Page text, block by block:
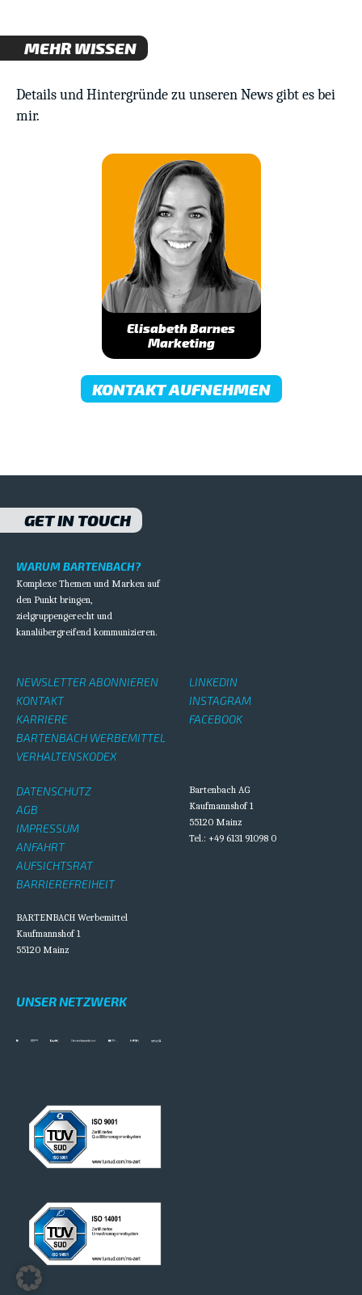
MEHR WISSEN
Details und Hintergründe zu unseren News gibt es bei
mir.
Elisabeth Barnes
Marketing
KONTAKT AUFNEHMEN
GET IN TOUCH
WARUM BARTENBACH?
Komplexe Themen und Marken auf
den Punkt bringen,
zielgruppengerecht und
kanalübergreifend kommunizieren.
NEWSLETTER ABONNIEREN
KONTAKT
KARRIERE
BARTENBACH WERBEMITTEL
VERHALTENSKODEX
LINKEDIN
INSTAGRAM
FACEBOOK
DATENSCHUTZ
AGB
IMPRESSUM
ANFAHRT
AUFSICHTSRAT
BARRIEREFREIHEIT
Bartenbach AG
Kaufmannshof 1
55120 Mainz
Tel.: +49 6131 91098 0
BARTENBACH Werbemittel
Kaufmannshof 1
55120 Mainz
UNSER NETZWERK